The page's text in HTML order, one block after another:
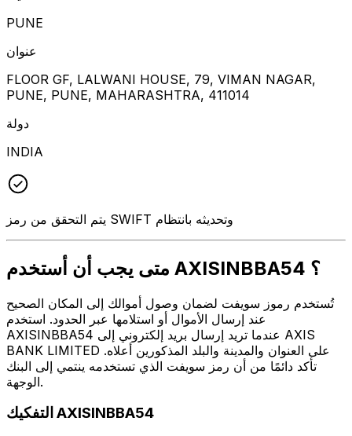
PUNE
عنوان
FLOOR GF, LALWANI HOUSE, 79, VIMAN NAGAR,
PUNE, PUNE, MAHARASHTRA, 411014
دولة
INDIA
يتم التحقق من رمز SWIFT وتحديثه بانتظام
متى يجب أن أستخدم AXISINBBA54 ؟
تُستخدم رموز سويفت لضمان وصول أموالك إلى المكان الصحيح
عند إرسال الأموال أو استلامها عبر الحدود. استخدم
AXISINBBA54 عندما تريد إرسال بريد إلكتروني إلى AXIS
BANK LIMITED على العنوان والمدينة والبلد المذكورين أعلاه.
تأكد دائمًا من أن رمز سويفت الذي تستخدمه ينتمي إلى البنك
الوجهة.
التفكيك AXISINBBA54